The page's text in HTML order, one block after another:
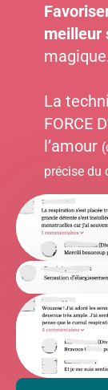
meilleur
La
FORCE
l’amour
précise du